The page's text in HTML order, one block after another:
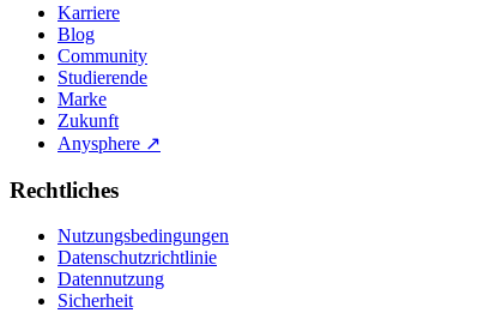
Karriere
Blog
Community
Studierende
Marke
Zukunft
Anysphere ↗
Rechtliches
Nutzungsbedingungen
Datenschutzrichtlinie
Datennutzung
Sicherheit